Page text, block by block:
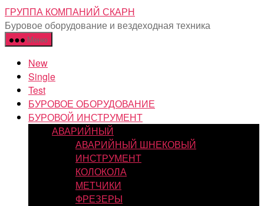
Перейти
к
содержимому
ГРУППА КОМПАНИЙ СКАРН
Буровое оборудование и вездеходная техника
Меню
New
Single
Test
БУРОВОЕ ОБОРУДОВАНИЕ
БУРОВОЙ ИНСТРУМЕНТ
АВАРИЙНЫЙ
АВАРИЙНЫЙ ШНЕКОВЫЙ
ИНСТРУМЕНТ
КОЛОКОЛА
МЕТЧИКИ
ФРЕЗЕРЫ